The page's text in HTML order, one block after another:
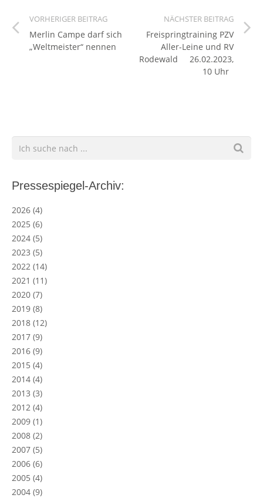
VORHERIGER BEITRAG
Merlin Campe darf sich
„Weltmeister“ nennen
NÄCHSTER BEITRAG
Freispringtraining PZV
Aller-Leine und RV
Rodewald 26.02.2023,
10 Uhr
Pressespiegel-Archiv:
2026 (4)
2025 (6)
2024 (5)
2023 (5)
2022 (14)
2021 (11)
2020 (7)
2019 (8)
2018 (12)
2017 (9)
2016 (9)
2015 (4)
2014 (4)
2013 (3)
2012 (4)
2009 (1)
2008 (2)
2007 (5)
2006 (6)
2005 (4)
2004 (9)